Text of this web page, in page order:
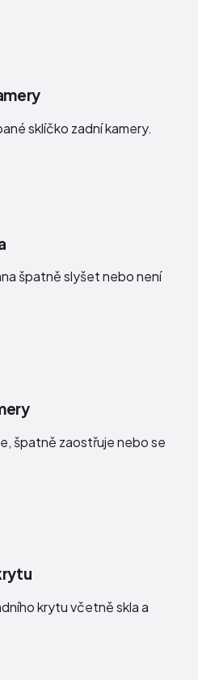
sklíčko zadní kamery.
špatně slyšet nebo není
špatně zaostřuje nebo se
krytu včetně skla a